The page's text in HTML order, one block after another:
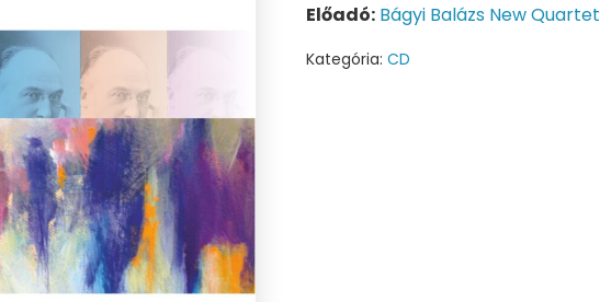
Előadó: Bágyi Balázs New Quartet
Kategória:CD